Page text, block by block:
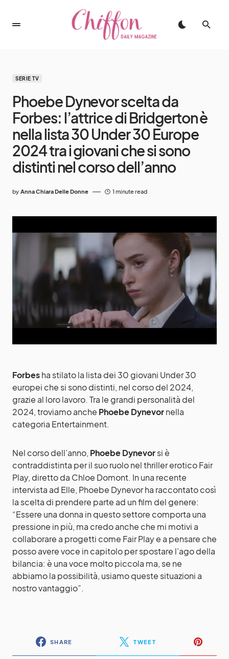
SERIE TV
Phoebe Dynevor scelta da
Forbes: l’attrice di Bridgerton è
nella lista 30 Under 30 Europe
2024 tra i giovani che si sono
distinti nel corso dell’anno
by Anna Chiara Delle Donne 1 minute read
Forbesha stilato la lista dei 30 giovani Under 30
europei che si sono distinti, nel corso del 2024,
grazie al loro lavoro. Tra le grandi personalità del
2024, troviamo anche Phoebe Dynevornella
categoria Entertainment.
Nel corso dell’anno, Phoebe Dynevorsi è
contraddistinta per il suo ruolo nel thriller erotico Fair
Play, diretto da Chloe Domont. In una recente
intervista ad Elle, Phoebe Dynevor ha raccontato così
la scelta di prendere parte ad un film del genere:
“Essere una donna in questo settore comporta una
pressione in più, ma credo anche che mi motivi a
collaborare a progetti come Fair Play e a pensare che
posso avere voce in capitolo per spostare l’ago della
bilancia: è una voce molto piccola ma, se ne
abbiamo la possibilità, usiamo queste situazioni a
nostro vantaggio”.
SHARE TWEET